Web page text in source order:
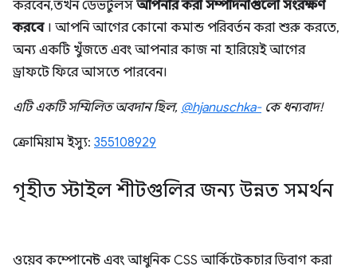
করবেন, তখন ডেভটুলস আপনার করা সম্পাদনাগুলো সংরক্ষণ
করবে। আপনি আগের কোনো কমান্ড পরিবর্তন করা শুরু করতে,
অন্য একটি খুঁজতে এবং আপনার কাজ না হারিয়েই আগের
ড্রাফটে ফিরে আসতে পারবেন।
এটি একটি সম্মিলিত অবদান ছিল, @hjanuschka-কে ধন্যবাদ!
ক্রোমিয়াম ইস্যু: 355108929
গৃহীত স্টাইল শীটগুলির জন্য উন্নত সমর্থন
ওয়েব কম্পোনেন্ট এবং আধুনিক CSS আর্কিটেকচার ডিবাগ করা